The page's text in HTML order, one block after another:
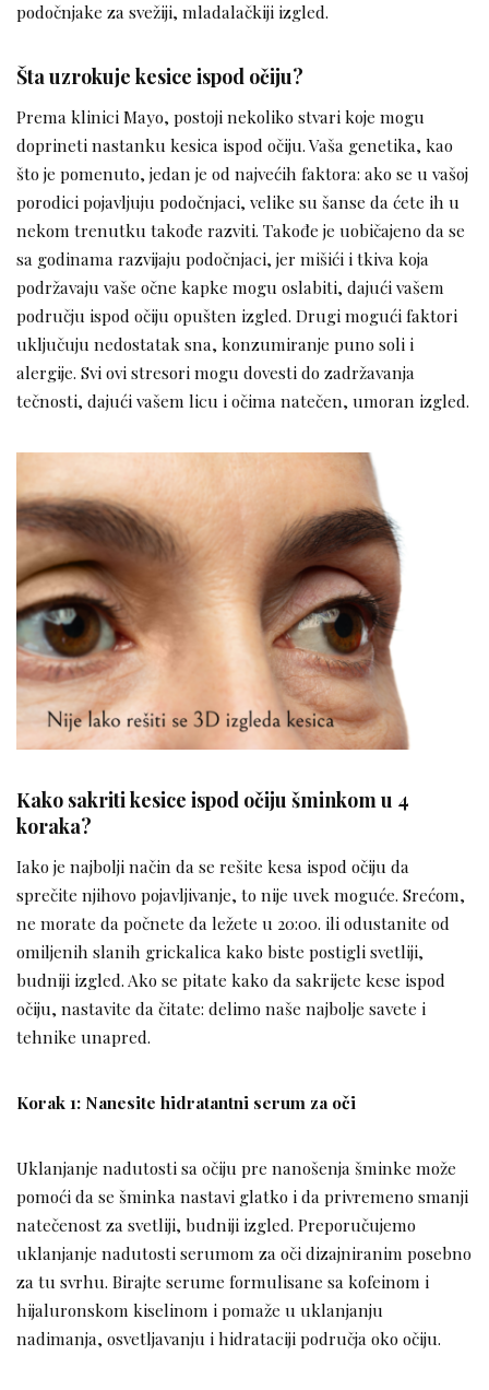
podočnjake za svežiji, mladalačkiji izgled.
Šta uzrokuje kesice ispod očiju?
Prema klinici Mayo, postoji nekoliko stvari koje mogu
doprineti nastanku kesica ispod očiju. Vaša genetika, kao
što je pomenuto, jedan je od najvećih faktora: ako se u vašoj
porodici pojavljuju podočnjaci, velike su šanse da ćete ih u
nekom trenutku takođe razviti. Takođe je uobičajeno da se
sa godinama razvijaju podočnjaci, jer mišići i tkiva koja
podržavaju vaše očne kapke mogu oslabiti, dajući vašem
području ispod očiju opušten izgled. Drugi mogući faktori
uključuju nedostatak sna, konzumiranje puno soli i
alergije. Svi ovi stresori mogu dovesti do zadržavanja
tečnosti, dajući vašem licu i očima natečen, umoran izgled.
Kako sakriti kesice ispod očiju šminkom u 4
koraka?
Iako je najbolji način da se rešite kesa ispod očiju da
sprečite njihovo pojavljivanje, to nije uvek moguće. Srećom,
ne morate da počnete da ležete u 20:00. ili odustanite od
omiljenih slanih grickalica kako biste postigli svetliji,
budniji izgled. Ako se pitate kako da sakrijete kese ispod
očiju, nastavite da čitate: delimo naše najbolje savete i
tehnike unapred.
Korak 1: Nanesite hidratantni serum za oči
Uklanjanje nadutosti sa očiju pre nanošenja šminke može
pomoći da se šminka nastavi glatko i da privremeno smanji
natečenost za svetliji, budniji izgled. Preporučujemo
uklanjanje nadutosti serumom za oči dizajniranim posebno
za tu svrhu. Birajte serume formulisane sa kofeinom i
hijaluronskom kiselinom i pomaže u uklanjanju
nadimanja, osvetljavanju i hidrataciji područja oko očiju.